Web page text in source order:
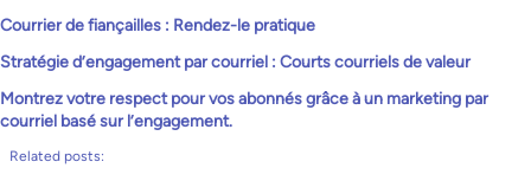
Courrier de fiançailles : Rendez-le pratique
Stratégie d’engagement par courriel : Courts courriels de valeur
Montrez votre respect pour vos abonnés grâce à un marketing par
courriel basé sur l’engagement.
Related posts: